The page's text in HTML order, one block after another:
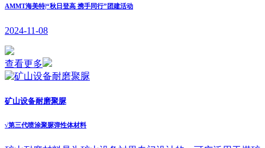
AMMT海美特|“秋日登高 携手同行”团建活动
2024-11-08
查看更多
矿山设备耐磨聚脲
√第三代喷涂聚脲弹性体材料